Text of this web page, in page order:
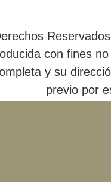
con fines
y su
previo por